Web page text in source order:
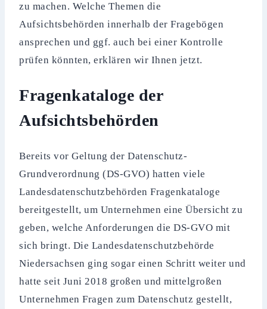
zu machen. Welche Themen die
Aufsichtsbehörden innerhalb der Fragebögen
ansprechen und ggf. auch bei einer Kontrolle
prüfen könnten, erklären wir Ihnen jetzt.
Fragenkataloge der
Aufsichtsbehörden
Bereits vor Geltung der Datenschutz-
Grundverordnung (DS-GVO) hatten viele
Landesdatenschutzbehörden Fragenkataloge
bereitgestellt, um Unternehmen eine Übersicht zu
geben, welche Anforderungen die DS-GVO mit
sich bringt. Die Landesdatenschutzbehörde
Niedersachsen ging sogar einen Schritt weiter und
hatte seit Juni 2018 großen und mittelgroßen
Unternehmen Fragen zum Datenschutz gestellt,